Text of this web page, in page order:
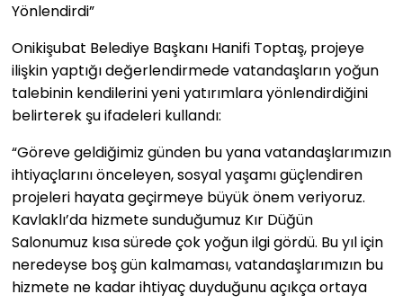
Yönlendirdi”
Onikişubat Belediye Başkanı Hanifi Toptaş, projeye
ilişkin yaptığı değerlendirmede vatandaşların yoğun
talebinin kendilerini yeni yatırımlara yönlendirdiğini
belirterek şu ifadeleri kullandı:
“Göreve geldiğimiz günden bu yana vatandaşlarımızın
ihtiyaçlarını önceleyen, sosyal yaşamı güçlendiren
projeleri hayata geçirmeye büyük önem veriyoruz.
Kavlaklı’da hizmete sunduğumuz Kır Düğün
Salonumuz kısa sürede çok yoğun ilgi gördü. Bu yıl için
neredeyse boş gün kalmaması, vatandaşlarımızın bu
hizmete ne kadar ihtiyaç duyduğunu açıkça ortaya